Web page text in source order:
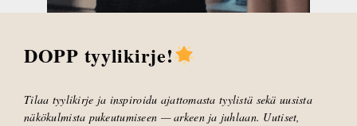
DOPP tyylikirje!
Tilaa tyylikirje ja inspiroidu ajattomasta tyylistä sekä uusista
näkökulmista pukeutumiseen — arkeen ja juhlaan. Uutiset,